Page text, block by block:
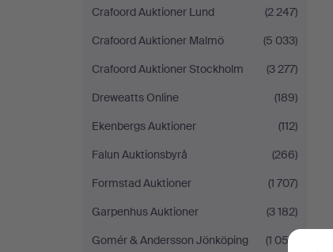
Crafoord Auktioner Lund
(2 247)
Crafoord Auktioner Malmö
(5 033)
Crafoord Auktioner Stockholm
(3 277)
Dreweatts Online
(189)
Ekenbergs Auktioner
(112)
Falun Auktionsbyrå
(266)
Formstad Auktioner
(1 707)
Garpenhus Auktioner
(3 182)
Gomér & Andersson Jönköping
(1 052)